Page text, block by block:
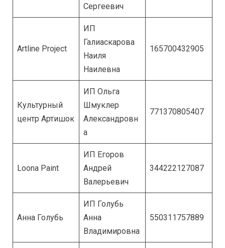
Сергеевич
Artline Project
ИП
Галиаскарова
Наиля
Наилевна
165700432905
Культурный
центр Артишок
ИП Ольга
Шмуклер
Александровн
а
771370805407
Loona Paint
ИП Егоров
Андрей
Валерьевич
344222127087
Анна Голубь
ИП Голубь
Анна
Владимировна
550311757889